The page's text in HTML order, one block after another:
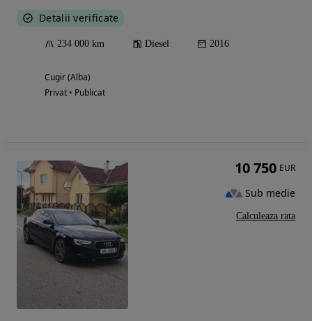
Detalii verificate
234 000 km Diesel 2016
Cugir (Alba)
Privat • Publicat
10 750 EUR
Sub medie
Calculeaza rata